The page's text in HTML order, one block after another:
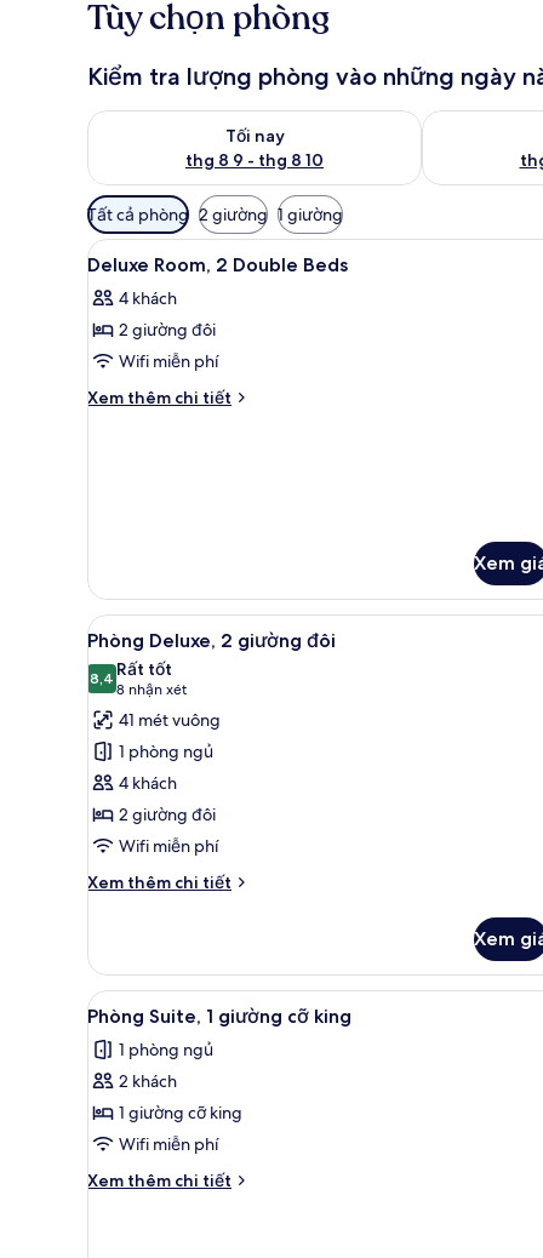
Tùy chọn phòng
Kiểm tra lượng phòng vào những ngày
Tối nay
thg 8 9 - thg 8 10
Kiểm tra lượng phòng tối nay từ thg 8 9 - thg 8 10
Kiểm tra
Bộ
lọc
có
dùng
để
lọc
phòng
Tất cả phòng 2 giường 1 giường
Xem
tất
cả
ảnh
Deluxe
Room,
Bộ trải giường bằng vải
11
Deluxe Room, 2 Double Beds
4 khách
2 giường đôi
Wifi miễn phí
Xem thêm chi tiết
Chi
Xem
Xem
tất
cả
ảnh
Phòng
Deluxe,
2
giường
đôi
Bộ trải giường bằng vải
6
Phòng Deluxe, 2 giường đôi
8,48,4 trên 10
Rất tốt
8 nhận xét
(8
nhận
xét)
41 mét vuông
1 phòng ngủ
4 khách
2 giường đôi
Wifi miễn phí
Xem thêm chi tiết
Chi
Phòng
Deluxe,
2
giường
đôi
Xem
Xem
tất
cả
ảnh
Phòng
Suite,
1
giường
Bộ trải giường bằng vải
6
Phòng Suite, 1 giường cỡ king
1 phòng ngủ
2 khách
1 giường cỡ king
Wifi miễn phí
Xem thêm chi tiết
Chi